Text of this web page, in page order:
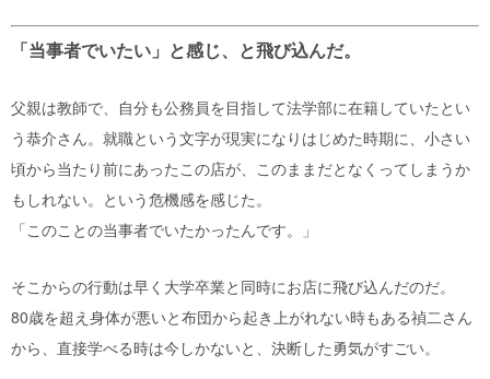
「当事者でいたい」と感じ、と飛び込んだ。
父親は教師で、自分も公務員を目指して法学部に在籍していたとい
う恭介さん。就職という文字が現実になりはじめた時期に、小さい
頃から当たり前にあったこの店が、このままだとなくってしまうか
もしれない。という危機感を感じた。
「このことの当事者でいたかったんです。」
そこからの行動は早く大学卒業と同時にお店に飛び込んだのだ。
80歳を超え身体が悪いと布団から起き上がれない時もある禎二さん
から、直接学べる時は今しかないと、決断した勇気がすごい。